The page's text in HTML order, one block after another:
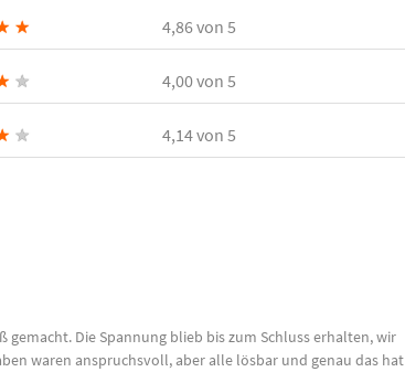
★ 4,86von 5
★ 4,00von 5
★ 4,14von 5
Die Spannung blieb bis zum Schluss erhalten, wir
waren anspruchsvoll, aber alle lösbar und genau das hat